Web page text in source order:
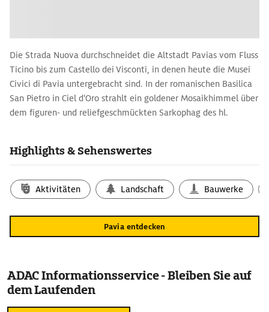
Die Strada Nuova durchschneidet die Altstadt Pavias vom Fluss
Ticino bis zum Castello dei Visconti, in denen heute die Musei
Civici di Pavia untergebracht sind. In der roma­nischen Basilica
San Pietro in Ciel d'Oro strahlt ein goldener Mo­saik­himmel über
dem figuren- und re­liefgeschmückten Sarkophag des hl.
12./13. Jh. erhalten. In dieser Zeit entstand auch das Rathaus,
1155 zum Kaiser krönen. Den Duomo di Pavia (15. Jh.) krönt eine
Kuppel von Bramante (1444–1514).
Highlights & Sehenswertes
Aktivitäten Landschaft Bauwerke
Pavia entdecken
ADAC Informationsservice - Bleiben Sie auf
dem Laufenden